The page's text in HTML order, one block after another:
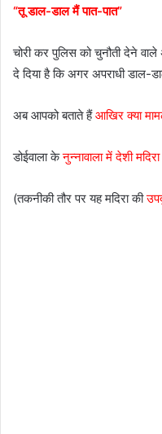
“तू डाल-डाल मैं पात-पात”
चोरी कर पुलिस को चुनौती देने
दे दिया है कि अगर अपराधी डाल-
अब आपको बताते हैंआखिर क्या
डोईवाला केनुन्नावाला में देशी
(तकनीकी तौर पर यह मदिरा की